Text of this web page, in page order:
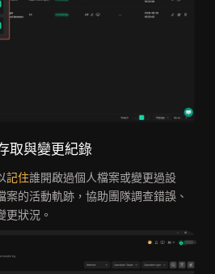
取與變更紀錄
記住誰開啟過個人檔案或變更過設
的活動軌跡，協助團隊調查錯誤、
更狀況。